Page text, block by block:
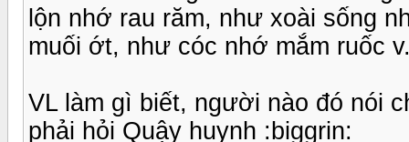
lộn nhớ rau răm, như xoài sống
muối ớt, như cóc nhớ mắm ruốc
VL làm gì biết, người nào đó nói
phải hỏi Quậy huynh :biggrin: